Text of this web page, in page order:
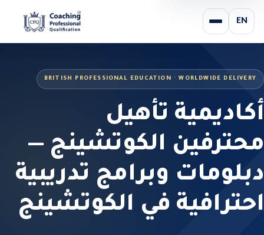
EN
BRITISH PROFESSIONAL EDUCATION · WORLDWIDE DELIVERY
أكاديمية تأهيل
محترفين الكوتشينج —
دبلومات وبرامج تدريبية
احترافية في الكوتشينج